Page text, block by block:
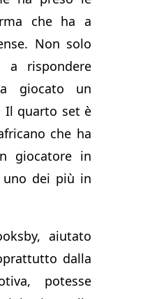
che ha a
Non solo
a rispondere
giocato un
Il quarto set è
che ha
giocatore in
uno dei più in
aiutato
dalla
potesse